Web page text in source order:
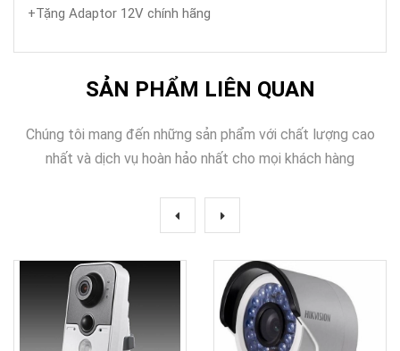
+Tặng Adaptor 12V chính hãng
SẢN PHẨM LIÊN QUAN
Chúng tôi mang đến những sản phẩm với chất lượng cao
nhất và dịch vụ hoàn hảo nhất cho mọi khách hàng